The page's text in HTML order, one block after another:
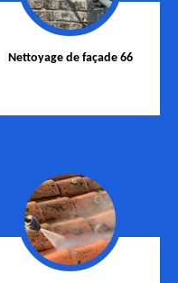
Nettoyage de façade 66